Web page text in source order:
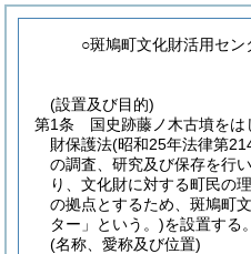
○斑鳩町文化財活用セン
(設置及び目的)
第1条
国史跡藤ノ木古墳を
財保護法(昭和25年法律第
の調査、研究及び保存を行
り、文化財に対する町民の
の拠点とするため、斑鳩町
ター」という。)を設置する。
(名称、愛称及び位置)